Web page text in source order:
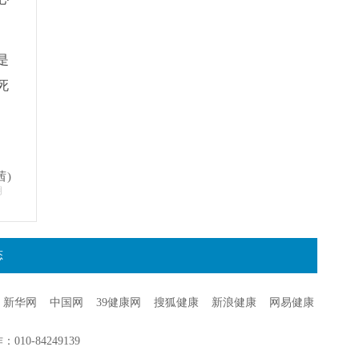
)
新华网 中国网 39健康网 搜狐健康 新浪健康
网易健康
010-84249139